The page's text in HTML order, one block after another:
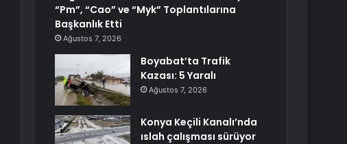
“Pm”, “Cao” ve “Myk” Toplantılarına
Başkanlık Etti
Ağustos 7, 2026
Boyabat’ta Trafik
Kazası: 5 Yaralı
Ağustos 7, 2026
Konya Keçili Kanalı’nda
ıslah çalışması sürüyor